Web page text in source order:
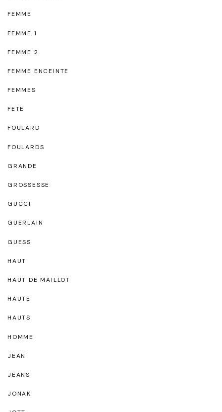
FEMME
FEMME 1
FEMME 2
FEMME ENCEINTE
FEMMES
FETE
FOULARD
FOULARDS
GRANDE
GROSSESSE
GUCCI
GUERLAIN
GUESS
HAUT
HAUT DE MAILLOT
HAUTE
HAUTS
HOMME
JEAN
JEANS
JONAK